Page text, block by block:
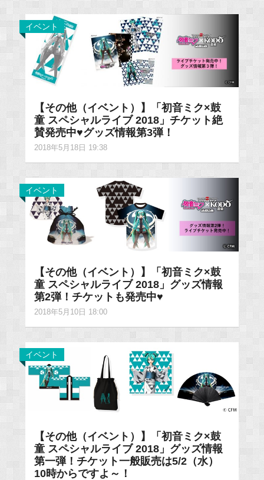
イベント
【その他（イベント）】「初音ミク×鼓
童 スペシャルライブ 2018」チケット絶
賛発売中♥グッズ情報第3弾！
2018年5月18日 19:38
イベント
【その他（イベント）】「初音ミク×鼓
童 スペシャルライブ 2018」グッズ情報
第2弾！チケットも発売中♥
2018年5月10日 18:00
イベント
【その他（イベント）】「初音ミク×鼓
童 スペシャルライブ 2018」グッズ情報
第一弾！チケット一般販売は5/2（水）
10時からですよ～！